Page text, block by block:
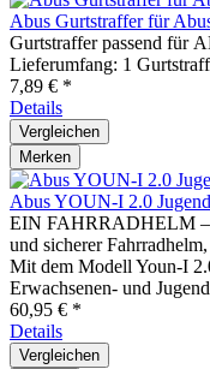
Abus Gurtstraffer für
Gurtstraffer passend für
Lieferumfang: 1
7,89 € *
Details
Vergleichen
Merken
Abus YOUN-I 2.0
EIN FAHRRADHELM
und sicherer
Mit dem Modell Youn-I
Erwachsenen- und
60,95 € *
Details
Vergleichen